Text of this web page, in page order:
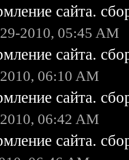
сайта.
2010, 05:45 AM
сайта.
06:10 AM
сайта.
06:42 AM
сайта.